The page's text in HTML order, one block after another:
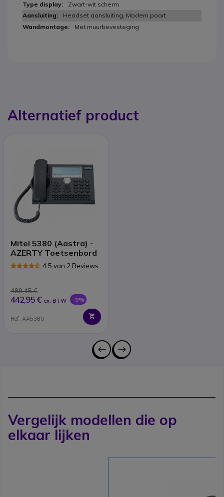
Zwart-wit scherm
Headset aansluiting, Modem poort
Met muurbevesteging
Alternatief product
Mitel 5380 (Aastra) -
AZERTY Toetsenbord
4.5 van 2 Reviews
489,45 €
442,95 € ex. BTW -9%
Ref: AA5380
Vergelijk modellen die op
elkaar lijken